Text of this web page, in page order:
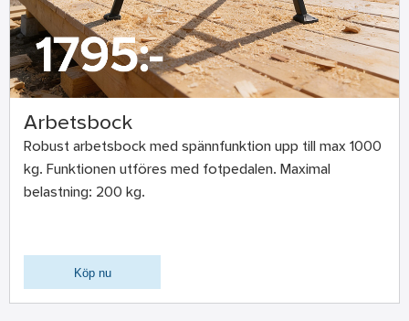
Arbetsbock
Robust arbetsbock med spännfunktion upp till max 1000
kg. Funktionen utföres med fotpedalen. Maximal
belastning: 200 kg.
Köp nu